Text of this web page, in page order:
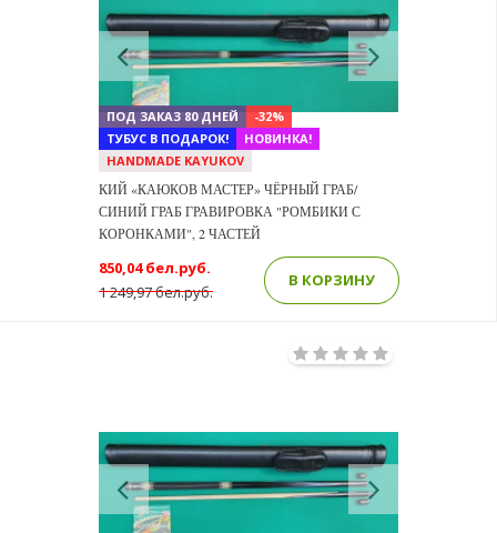
Previous Next
ПОД ЗАКАЗ 80 ДНЕЙ
-32%
ТУБУС В ПОДАРОК!
НОВИНКА!
HANDMADE KAYUKOV
КИЙ «КАЮКОВ МАСТЕР» ЧЁРНЫЙ ГРАБ/
СИНИЙ ГРАБ ГРАВИРОВКА "РОМБИКИ С
КОРОНКАМИ", 2 ЧАСТЕЙ
1 249,97 бел.руб.
850,04 бел.руб.
В КОРЗИНУ
Previous